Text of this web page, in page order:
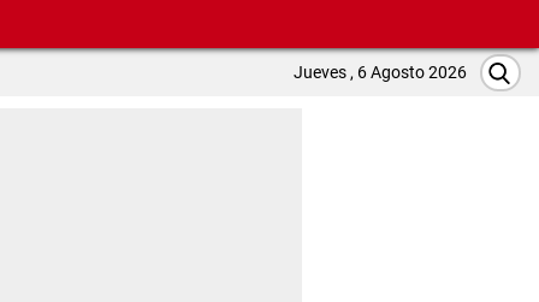
Jueves , 6 Agosto 2026